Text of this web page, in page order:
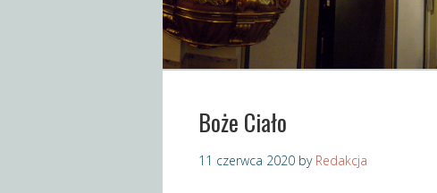
Boże Ciało
11 czerwca 2020 by Redakcja